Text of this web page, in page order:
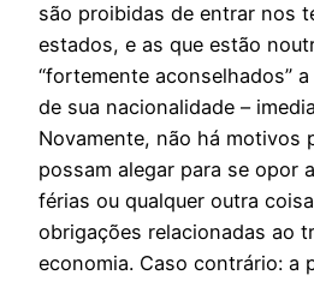
são proibidas de entrar nos
estados, e as que estão
“fortemente aconselhados”
de sua nacionalidade –
Novamente, não há motivos
possam alegar para se opor
férias ou qualquer outra
obrigações relacionadas ao
economia. Caso contrário: a